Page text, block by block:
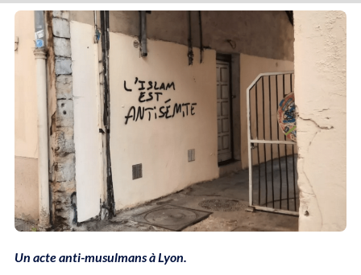
Un acte anti-musulmans à Lyon.